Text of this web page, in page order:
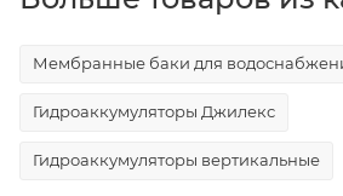
Мембранные баки для
Гидроаккумуляторы Джилекс
Гидроаккумуляторы вертикальные